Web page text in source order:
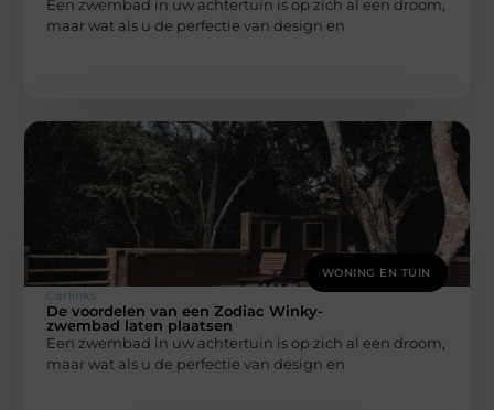
Een zwembad in uw achtertuin is op zich al een droom,
maar wat als u de perfectie van design en
WONING EN TUIN
Carlinks
De voordelen van een Zodiac Winky-
zwembad laten plaatsen
Een zwembad in uw achtertuin is op zich al een droom,
maar wat als u de perfectie van design en